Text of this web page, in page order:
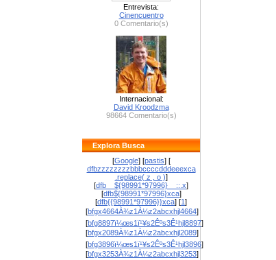
Entrevista:
Cinencuentro
0 Comentario(s)
Internacional:
David Kroodzma
98664 Comentario(s)
Explora Busca
[Google] [pastis] [
dfbzzzzzzzzbbbccccdddeeexca
.replace( z , o )]
[dfb__${98991*97996}__::.x]
[dfb${98991*97996}xca]
[dfb{{98991*97996}}xca] [1]
[bfgx4664À¾z1À¼z2abcxhjl4664]
[bfg8897ï¼œs1ï¹¥s2Êºs3Ê¹hjl8897]
[bfgx2089À¾z1À¼z2abcxhjl2089]
[bfg3896ï¼œs1ï¹¥s2Êºs3Ê¹hjl3896]
[bfgx3253À¾z1À¼z2abcxhjl3253]